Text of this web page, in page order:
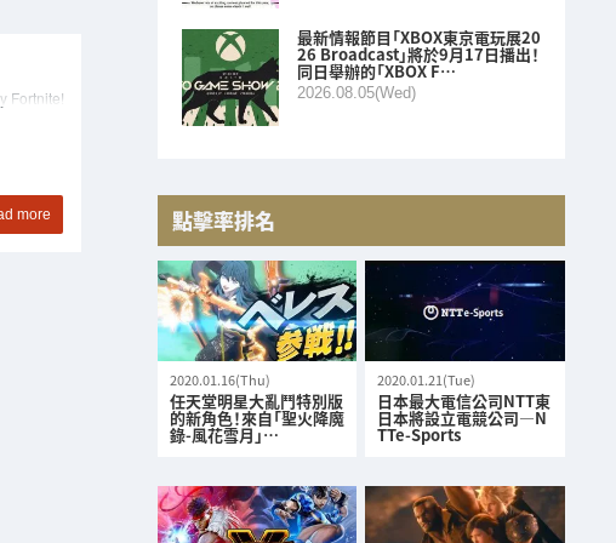
最新情報節目「XBOX東京電玩展20
26 Broadcast」將於9月17日播出！
同日舉辦的「XBOX F…
2026.08.05(Wed)
點擊率排名
2020.01.16(Thu)
任天堂明星大亂鬥特別版
的新角色！來自「聖火降魔
錄-風花雪月」…
2020.01.21(Tue)
日本最大電信公司NTT東
日本將設立電競公司—N
TTe-Sports